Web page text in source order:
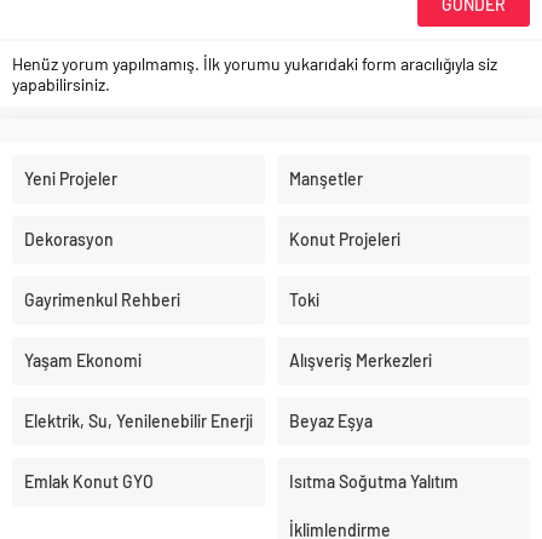
Henüz yorum yapılmamış. İlk yorumu yukarıdaki form aracılığıyla siz
yapabilirsiniz.
Yeni Projeler Manşetler
Dekorasyon Konut Projeleri
Gayrimenkul Rehberi Toki
Yaşam Ekonomi Alışveriş Merkezleri
Elektrik, Su, Yenilenebilir Enerji Beyaz Eşya
Emlak Konut GYO Isıtma Soğutma Yalıtım
İklimlendirme